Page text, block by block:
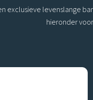
exclusieve levenslange
hieronder